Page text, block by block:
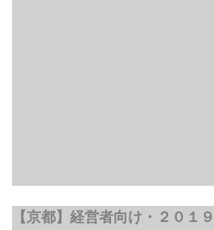
【京都】経営者向け・２０１